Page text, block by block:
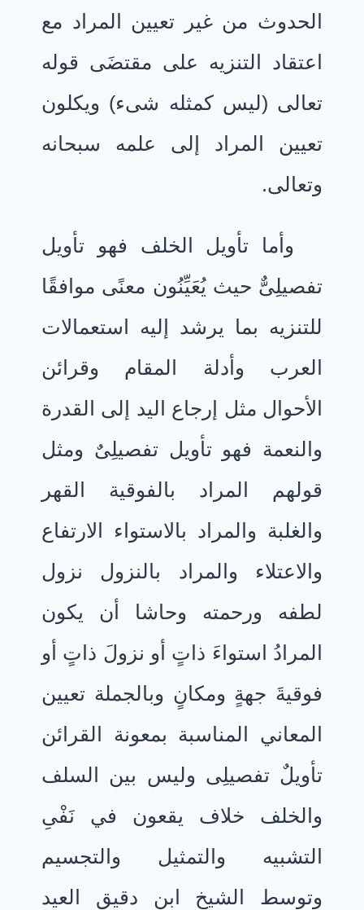
الحدوث من غير تعيين المراد مع
اعتقاد التنزيه على مقتضَى قوله
تعالى (ليس كمثله شىء) ويكلون
تعيين المراد إلى علمه سبحانه
وتعالى.
وأما تأويل الخلف فهو تأويل
تفصيلِىٌّ حيث يُعَيِّنُون معنًى موافقًا
للتنزيه بما يرشد إليه استعمالات
العرب وأدلة المقام وقرائن
الأحوال مثل إرجاع اليد إلى القدرة
والنعمة فهو تأويل تفصيلِىٌ ومثل
قولهم المراد بالفوقية القهر
والغلبة والمراد بالاستواء الارتفاع
والاعتلاء والمراد بالنزول نزول
لطفه ورحمته وحاشا أن يكون
المرادُ استواءَ ذاتٍ أو نزولَ ذاتٍ أو
فوقيةَ جهةٍ ومكانٍ وبالجملة تعيين
المعاني المناسبة بمعونة القرائن
تأويلٌ تفصيلِى وليس بين السلف
والخلف خلاف يقعون في نَفْىِ
التشبيه والتمثيل والتجسيم
وتوسط الشيخ ابن دقيق العيد